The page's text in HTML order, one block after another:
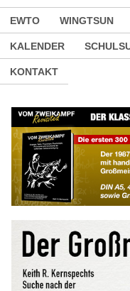
EWTO WINGTSUN
KALENDER
KONTAKT